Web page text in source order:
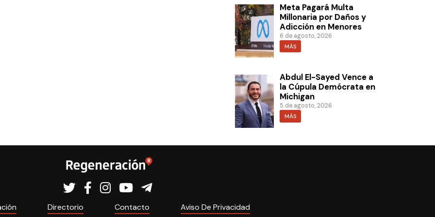
Meta Pagará Multa
Millonaria por Daños y
Adicción en Menores
6 de agosto, 2026
MÁS
Abdul El-Sayed Vence a
la Cúpula Demócrata en
Michigan
5 de agosto, 2026
MÁS
Directorio Contacto Aviso De Privacidad